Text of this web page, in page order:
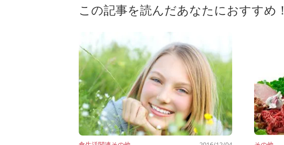
この記事を読んだあなたにおすすめ！